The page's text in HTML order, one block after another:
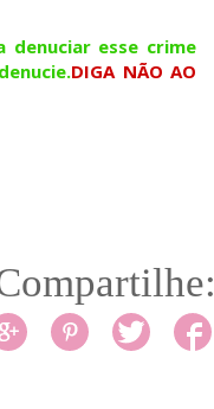
denuciar esse crime
DIGA NÃO AO